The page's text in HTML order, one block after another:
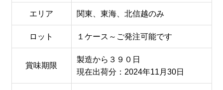
エリア 関東、東海、北信越のみ
ロット １ケース～ご発注可能です
賞味期限
製造から３９０日
現在出荷分：2024年11月30日